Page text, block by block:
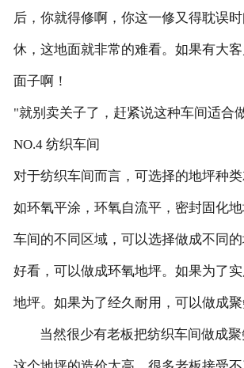
后，你就得修啊，你这一修又得耽误
休，这地面就非常的难看。如果有大
面子啊！
"就别卖关子了，赶紧说这种车间适合
NO.4 纺织车间
对于纺织车间而言，可选择的地坪种
如环氧平涂，环氧自流平，密封固化
车间的不同区域，可以选择做成不同
好看，可以做成环氧地坪。如果为了
地坪。如果为了经久耐用，可以做成聚
当然很少有老板把纺织车间做成